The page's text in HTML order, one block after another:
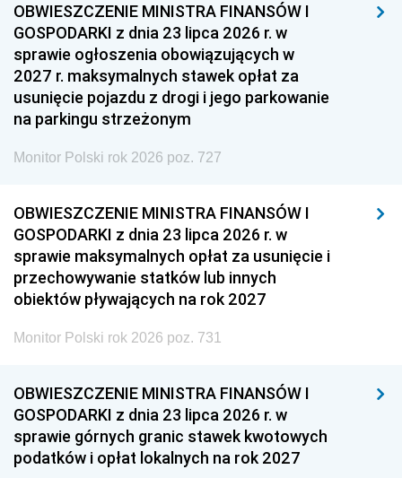
OBWIESZCZENIE MINISTRA FINANSÓW I
GOSPODARKI z dnia 23 lipca 2026 r. w
sprawie ogłoszenia obowiązujących w
2027 r. maksymalnych stawek opłat za
usunięcie pojazdu z drogi i jego parkowanie
na parkingu strzeżonym
Monitor Polski rok 2026 poz. 727
OBWIESZCZENIE MINISTRA FINANSÓW I
GOSPODARKI z dnia 23 lipca 2026 r. w
sprawie maksymalnych opłat za usunięcie i
przechowywanie statków lub innych
obiektów pływających na rok 2027
Monitor Polski rok 2026 poz. 731
OBWIESZCZENIE MINISTRA FINANSÓW I
GOSPODARKI z dnia 23 lipca 2026 r. w
sprawie górnych granic stawek kwotowych
podatków i opłat lokalnych na rok 2027